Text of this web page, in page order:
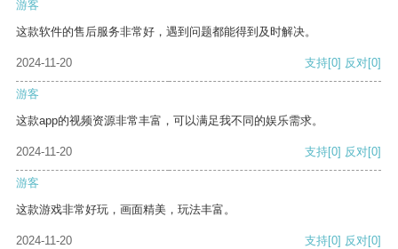
游客
这款软件的售后服务非常好，遇到问题都能得到及时解决。
2024-11-20 支持[0] 反对[0]
游客
这款app的视频资源非常丰富，可以满足我不同的娱乐需求。
2024-11-20 支持[0] 反对[0]
游客
这款游戏非常好玩，画面精美，玩法丰富。
2024-11-20 支持[0] 反对[0]